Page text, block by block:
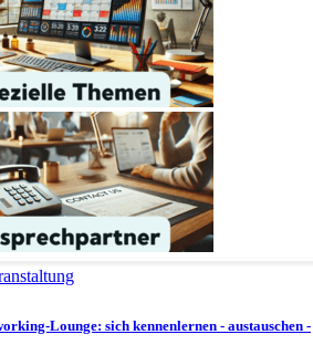
Lounge: sich kennenlernen - austauschen -